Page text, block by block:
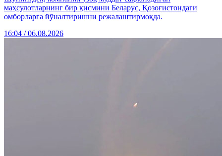
маҳсулотларнинг бир қисмини Беларус, Қозоғистондаги
омборларга йўналтиришни режалаштирмоқда.
16:04 / 06.08.2026